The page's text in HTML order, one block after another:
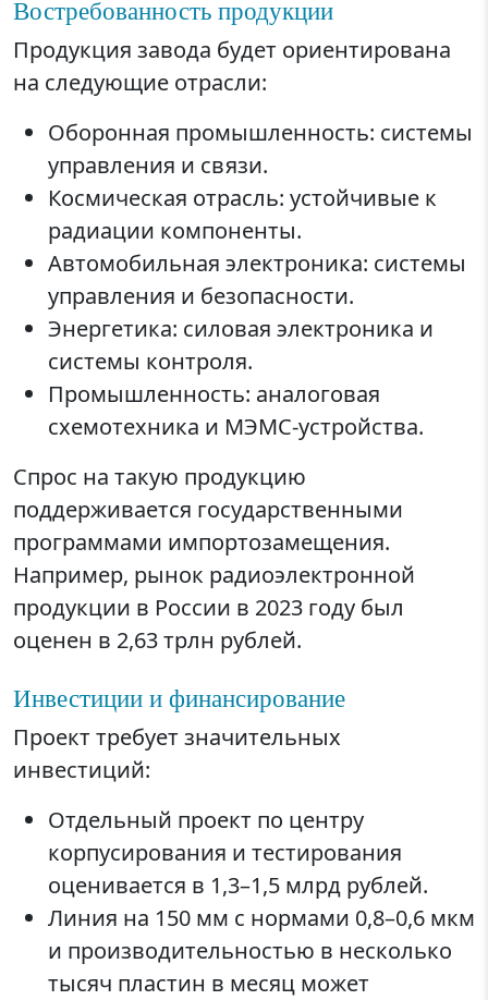
Востребованность продукции
Продукция завода будет ориентирована
на следующие отрасли:
Оборонная промышленность: системы
управления и связи.
Космическая отрасль: устойчивые к
радиации компоненты.
Автомобильная электроника: системы
управления и безопасности.
Энергетика: силовая электроника и
системы контроля.
Промышленность: аналоговая
схемотехника и МЭМС-устройства.
Спрос на такую продукцию
поддерживается государственными
программами импортозамещения.
Например, рынок радиоэлектронной
продукции в России в 2023 году был
оценен в 2,63 трлн рублей.
Инвестиции и финансирование
Проект требует значительных
инвестиций:
Отдельный проект по центру
корпусирования и тестирования
оценивается в 1,3–1,5 млрд рублей.
Линия на 150 мм с нормами 0,8–0,6 мкм
и производительностью в несколько
тысяч пластин в месяц может